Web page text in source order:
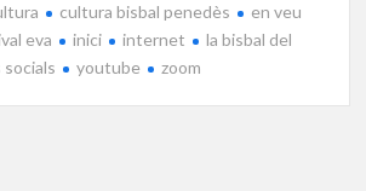
cultura bisbal penedès
en veu
eva inici internet
la bisbal del
socials youtube zoom